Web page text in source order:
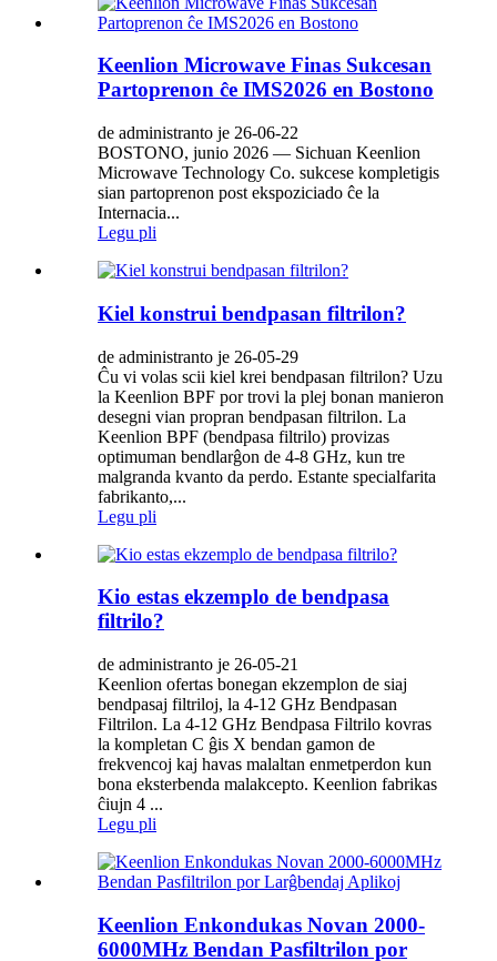
Keenlion Microwave Finas Sukcesan
Partoprenon ĉe IMS2026 en Bostono
de administranto je 26-06-22
BOSTONO, junio 2026 — Sichuan Keenlion
Microwave Technology Co. sukcese kompletigis
sian partoprenon post ekspoziciado ĉe la
Internacia...
Legu pli
Kiel konstrui bendpasan filtrilon?
de administranto je 26-05-29
Ĉu vi volas scii kiel krei bendpasan filtrilon? Uzu
la Keenlion BPF por trovi la plej bonan manieron
desegni vian propran bendpasan filtrilon. La
Keenlion BPF (bendpasa filtrilo) provizas
optimuman bendlarĝon de 4‑8 GHz, kun tre
malgranda kvanto da perdo. Estante specialfarita
fabrikanto,...
Legu pli
Kio estas ekzemplo de bendpasa
filtrilo?
de administranto je 26-05-21
Keenlion ofertas bonegan ekzemplon de siaj
bendpasaj filtriloj, la 4-12 GHz Bendpasan
Filtrilon. La 4-12 GHz Bendpasa Filtrilo kovras
la kompletan C ĝis X bendan gamon de
frekvencoj kaj havas malaltan enmetperdon kun
bona eksterbenda malakcepto. Keenlion fabrikas
ĉiujn 4 ...
Legu pli
Keenlion Enkondukas Novan 2000-
6000MHz Bendan Pasfiltrilon por